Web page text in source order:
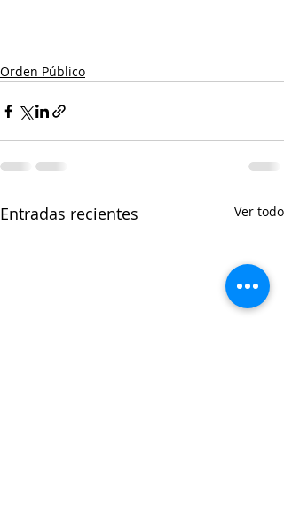
Orden Público
Entradas recientes Ver todo